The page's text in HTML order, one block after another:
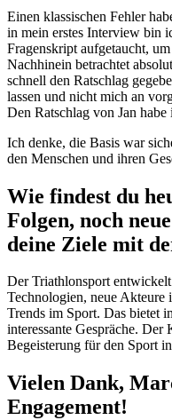
Einen klassischen Fehler
in mein erstes Interview bin
Fragenskript aufgetaucht,
Nachhinein betrachtet
schnell den Ratschlag
lassen und nicht mich an
Den Ratschlag von Jan
Ich denke, die Basis war
den Menschen und ihren
Wie findest du
Folgen, noch
deine Ziele mit
Der Triathlonsport
Technologien, neue
Trends im Sport. Das bietet
interessante Gespräche.
Begeisterung für den Sport
Vielen Dank,
Engagement!